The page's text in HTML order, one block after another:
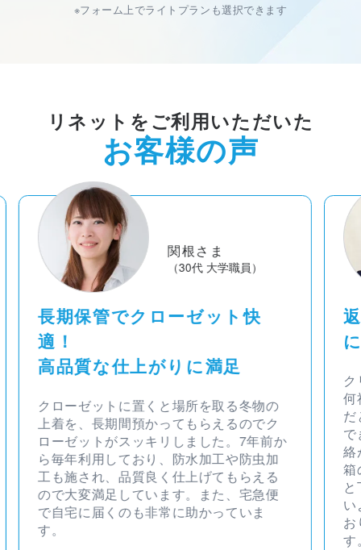
※フォーム上でライトプランも選択できます
リネットをご利用いただいた
お客様の声
関根さま
（30代 大学職員）
長期保管でクローゼット快
適！
高品質な仕上がりに満足
クローゼットに置くと場所を取る冬物の
上着を、長期間預かってもらえるのでク
ローゼットがスッキリしました。7年前か
ら毎年利用しており、防水加工や防虫加
工も施され、品質良く仕上げてもらえる
ので大変満足しています。また、宅急便
で自宅に届くのも非常に助かっていま
す。
何
だ
で
絡
箱
い
お
す